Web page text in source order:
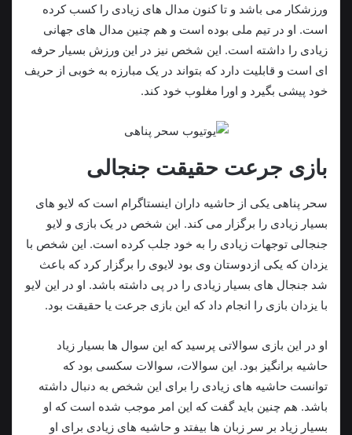
ورزشکار می باشد و تا کنون مدال های زیادی را کسب کرده
است. او در تیم ملی بوده است و هم چنین مدال های جهانی
زیادی را داشته است. این شخص نیز در این ورزش بسیار حرفه
ای است و قابلیت دارد که بتواند در یک مبارزه به خوبی از حریف
خود پیشی بگیرد و اورا مغلوب خود کند.
بازی جرعت حقیقت جنجالی
سحر پناهی یکی از حاشیه داران اینستاگرام است که لایو های
بسیار زیادی را برگزار می کند. این شخص در یک بازی و لایو
جنجالی توجهات زیادی را به خود جلب کرده است. این شخص با
یزدان که یکی ازدوستان وی بود لایوی را برگزار کرد که باعث
شد جنجال های بسیار زیادی را در پی داشته باشد. او در این لایو
با یزدان بازی را انجام داد که این بازی جرعت یا حقیقت بود.
او در این بازی سوالاتی پرسید که این سوال ها بسیار زیاد
حاشیه برانگیز بود. این سوالات، سوالات سکسی بود که
توانست حاشیه های زیادی را برای این شخص به دنبال داشته
باشد. هم چنین باید گفت که این امر موجب شده است که او
بسیار زیاد بر سر زبان ها بیفتد و حاشیه های زیادی برای او